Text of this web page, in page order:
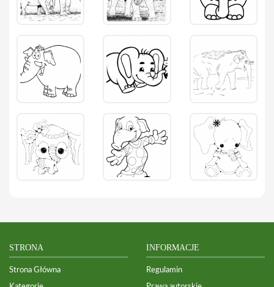
STRONA
Strona Główna
INFORMACJE
Regulamin